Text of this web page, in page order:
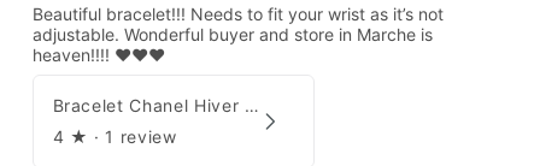
Beautiful bracelet!!! Needs to fit your wrist as it’s not
adjustable. Wonderful buyer and store in Marche is
heaven!!!! ❤️❤️❤️
Bracelet Chanel Hiver 1997
4 ★ · 1 review